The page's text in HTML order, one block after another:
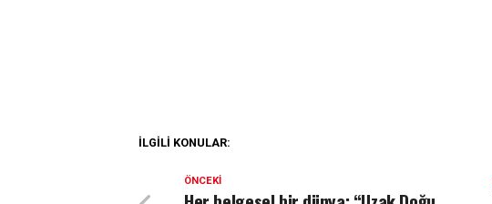
İLGILI KONULAR:
ÖNCEKI